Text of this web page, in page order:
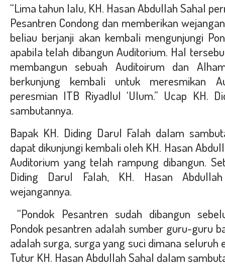
“Lima tahun lalu, KH. Hasan Abdullah Sahal
Pesantren Condong dan memberikan
beliau berjanji akan kembali mengunjungi
apabila telah dibangun Auditorium. Hal
membangun sebuah Auditoirum dan
berkunjung kembali untuk meresmikan
peresmian ITB Riyadlul ‘Ulum.” Ucap KH.
sambutannya.
Bapak KH. Diding Darul Falah dalam
dapat dikunjungi kembali oleh KH. Hasan
Auditorium yang telah rampung dibangun.
Diding Darul Falah, KH. Hasan
wejangannya.
“Pondok Pesantren sudah dibangun
Pondok pesantren adalah sumber guru-guru
adalah surga, surga yang suci dimana seluruh
Tutur KH. Hasan Abdullah Sahal dalam